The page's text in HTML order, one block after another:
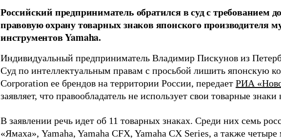
Российский предприниматель обратился в суд с требованием
правовую охрану товарных знаков японского производителя
инструментов Yamaha.
Индивидуальный предприниматель Владимир Пискунов из
Суд по интеллектуальным правам с просьбой лишить японскую
Corporation ее брендов на территории России, передает РИА
заявляет, что правообладатель не использует свои товарные знаки
В заявлении речь идет об 11 товарных знаках. Среди них семь
«Ямаха», Yamaha, Yamaha CFX, Yamaha CX Series, а также